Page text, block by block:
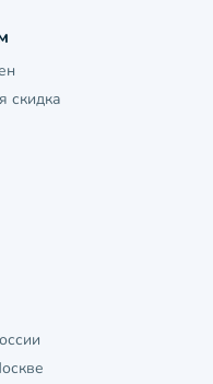
скидка